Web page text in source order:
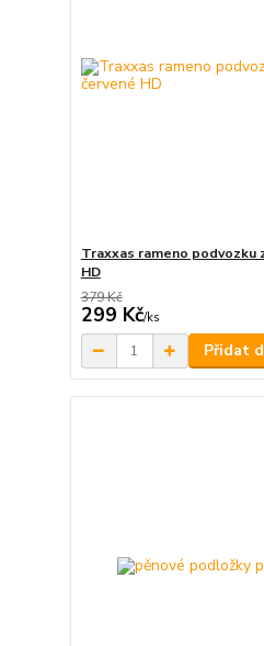
Traxxas rameno podvozku
HD
379 Kč
299 Kč/ks
Přidat